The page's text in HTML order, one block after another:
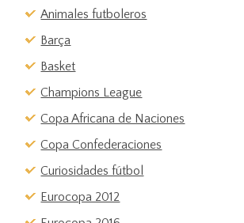
Animales futboleros
Barça
Basket
Champions League
Copa Africana de Naciones
Copa Confederaciones
Curiosidades fútbol
Eurocopa 2012